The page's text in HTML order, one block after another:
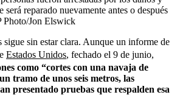
será reparado nuevamente antes o después
Photo/Jon Elswick
sigue sin estar clara. Aunque un informe de
Estados Unidos, fechado el 9 de junio,
como “cortes con una navaja de
tramo de unos seis metros, las
presentado pruebas que respalden esa